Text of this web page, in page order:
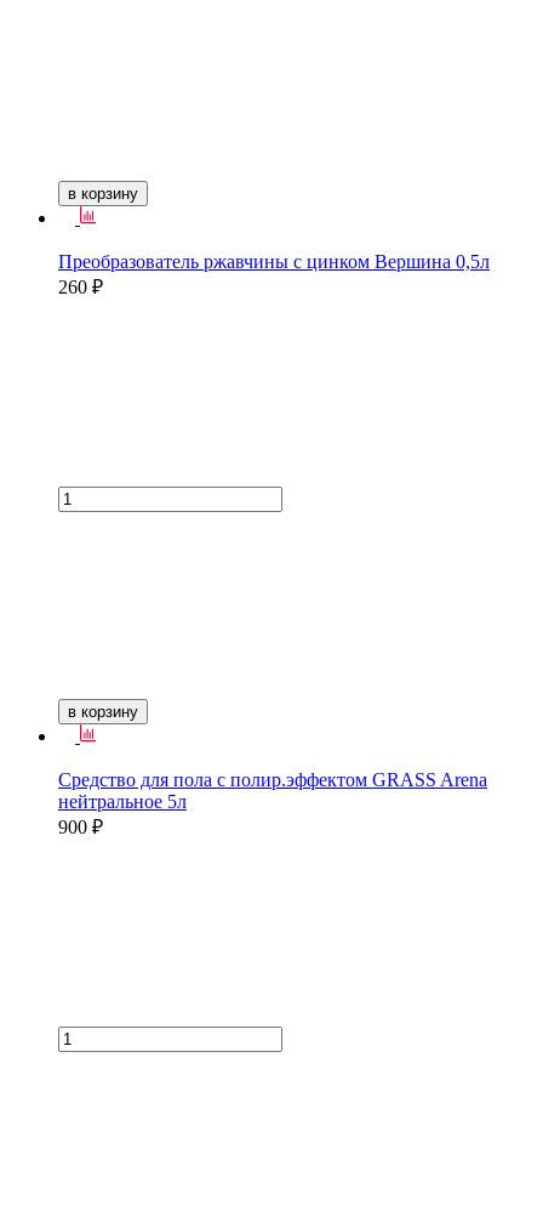
в корзину
Преобразователь ржавчины с цинком Вершина 0,5л
260 ₽
в корзину
Средство для пола с полир.эффектом GRASS Arena
нейтральное 5л
900 ₽